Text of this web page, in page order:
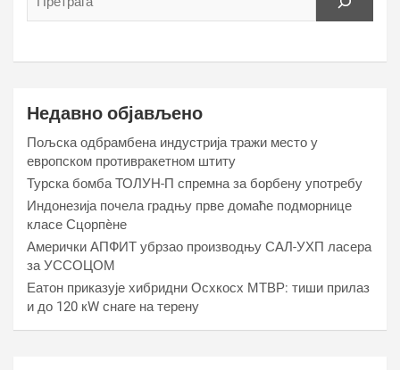
Недавно објављено
Пољска одбрамбена индустрија тражи место у
европском противракетном штиту
Турска бомба ТОЛУН-П спремна за борбену употребу
Индонезија почела градњу прве домаће подморнице
класе Сцорпèне
Амерички АПФИТ убрзао производњу САЛ-УХП ласера
за УССОЦОМ
Еатон приказује хибридни Осхкосх МТВР: тиши прилаз
и до 120 кW снаге на терену